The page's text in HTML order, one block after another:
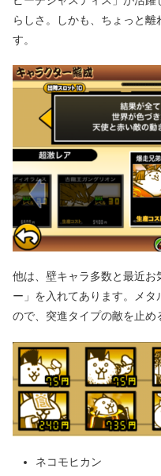
らしさ。しかも、ちょっと
す。
他は、壁キャラ多数と最近お
ー」を入れてあります。メ
ので、突進タイプの敵を止め
ネコモヒカン